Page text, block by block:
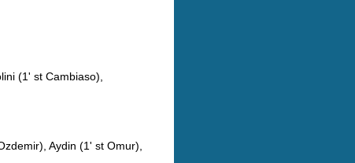
(1' st Cambiaso),
Aydin (1' st Omur),